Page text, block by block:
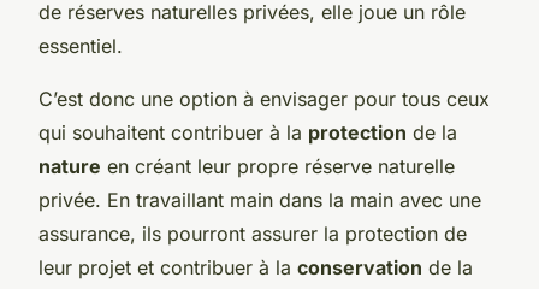
de réserves naturelles privées, elle joue un rôle
essentiel.
C’est donc une option à envisager pour tous ceux
qui souhaitent contribuer à la protection de la
nature en créant leur propre réserve naturelle
privée. En travaillant main dans la main avec une
assurance, ils pourront assurer la protection de
leur projet et contribuer à la conservation de la